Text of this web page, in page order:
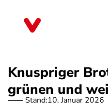
Knuspriger
grünen und
Stand:10. Januar 2026